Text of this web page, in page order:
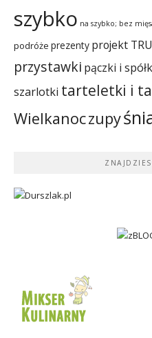
szybko na szybko; bez
podróże prezenty projekt
przystawki pączki i
szarlotki tarteletki i
Wielkanoczupy